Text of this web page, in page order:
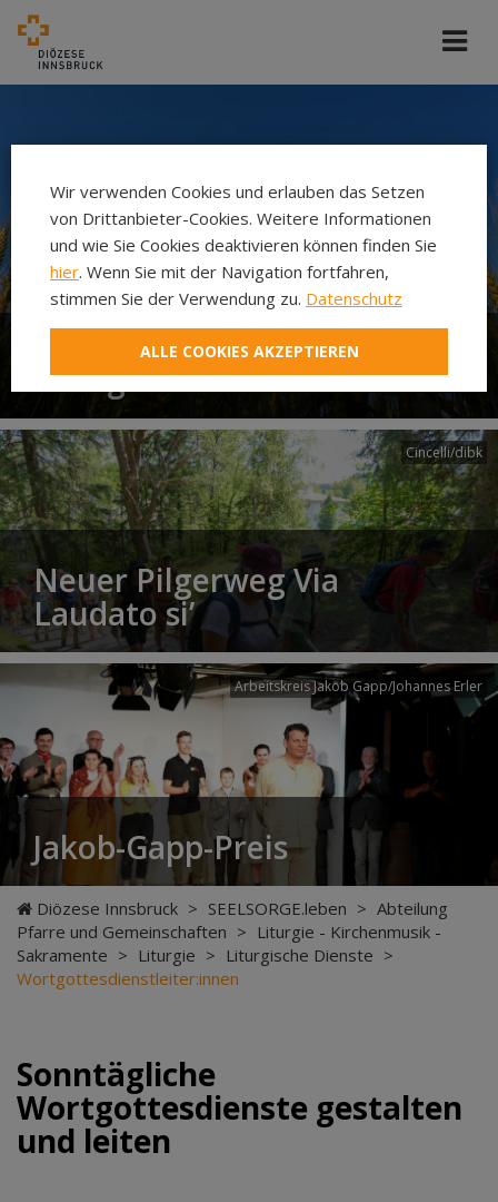
Liturgie
Cincelli/dibk
Neuer Pilgerweg Via
Laudato si’
Arbeitskreis Jakob Gapp/Johannes Erler
Jakob-Gapp-Preis
Diözese Innsbruck > SEELSORGE.leben > Abteilung
Pfarre und Gemeinschaften > Liturgie - Kirchenmusik -
Sakramente > Liturgie > Liturgische Dienste >
Wortgottesdienstleiter:innen
Sonntägliche
Wortgottesdienste gestalten
und leiten
Wir verwenden Cookies und erlauben das Setzen
von Drittanbieter-Cookies. Weitere Informationen
und wie Sie Cookies deaktivieren können finden Sie
hier. Wenn Sie mit der Navigation fortfahren,
stimmen Sie der Verwendung zu. Datenschutz
ALLE COOKIES AKZEPTIEREN